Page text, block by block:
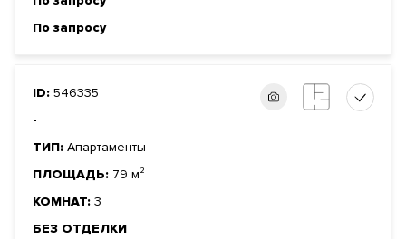
По запросу
ID: 546335
-
ТИП: Апартаменты
ПЛОЩАДЬ: 79 м²
КОМНАТ: 3
БЕЗ ОТДЕЛКИ